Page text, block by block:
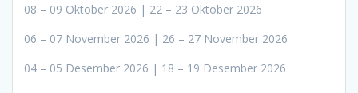
08 – 09 Oktober 2026 | 22 – 23 Oktober 2026
06 – 07 November 2026 | 26 – 27 November 2026
04 – 05 Desember 2026 | 18 – 19 Desember 2026